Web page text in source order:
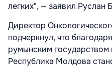
легких", — заявил Руслан
Директор
подчеркнул, что
румынским государством
Республика Молдова